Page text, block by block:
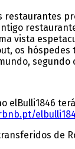
restaurantes
vista
os
segundo
elBulli1846
de